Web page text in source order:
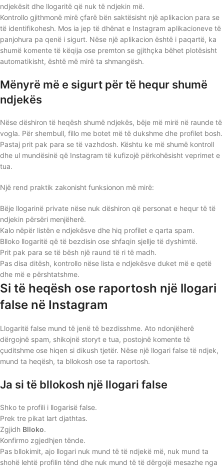
ndjekësit dhe llogaritë që nuk të ndjekin më.
Kontrollo gjithmonë mirë çfarë bën saktësisht një aplikacion para se
të identifikohesh. Mos ia jep të dhënat e Instagram aplikacioneve të
panjohura pa qenë i sigurt. Nëse një aplikacion është i paqartë, ka
shumë komente të këqija ose premton se gjithçka bëhet plotësisht
automatikisht, është më mirë ta shmangësh.
Mënyrë më e sigurt për të hequr shumë
ndjekës
Nëse dëshiron të heqësh shumë ndjekës, bëje më mirë në raunde të
vogla. Për shembull, fillo me botet më të dukshme dhe profilet bosh.
Pastaj prit pak para se të vazhdosh. Kështu ke më shumë kontroll
dhe ul mundësinë që Instagram të kufizojë përkohësisht veprimet e
tua.
Një rend praktik zakonisht funksionon më mirë:
Bëje llogarinë private nëse nuk dëshiron që personat e hequr të të
ndjekin përsëri menjëherë.
Kalo nëpër listën e ndjekësve dhe hiq profilet e qarta spam.
Blloko llogaritë që të bezdisin ose shfaqin sjellje të dyshimtë.
Prit pak para se të bësh një raund të ri të madh.
Pas disa ditësh, kontrollo nëse lista e ndjekësve duket më e qetë
dhe më e përshtatshme.
Si të heqësh ose raportosh një llogari
false në Instagram
Llogaritë false mund të jenë të bezdisshme. Ato ndonjëherë
dërgojnë spam, shikojnë storyt e tua, postojnë komente të
çuditshme ose hiqen si dikush tjetër. Nëse një llogari false të ndjek,
mund ta heqësh, ta bllokosh ose ta raportosh.
Ja si të bllokosh një llogari false
Shko te profili i llogarisë false.
Prek tre pikat lart djathtas.
Zgjidh Blloko.
Konfirmo zgjedhjen tënde.
Pas bllokimit, ajo llogari nuk mund të të ndjekë më, nuk mund ta
shohë lehtë profilin tënd dhe nuk mund të të dërgojë mesazhe nga